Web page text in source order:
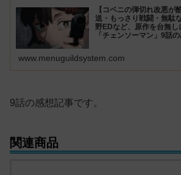
【コベニの弾切れ改悪が
送・もっさり戦闘・無駄
野EDなど、原作を台無し
「チェンソーマン」9話の
www.menuguildsystem.com
9話の感想記事です。
関連商品